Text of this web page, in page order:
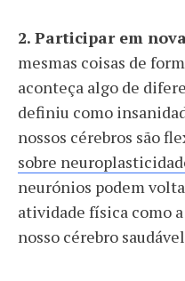
2. Participar em
mesmas coisas de
aconteça algo de
definiu como
nossos cérebros são
sobre
neurónios podem
atividade física como
nosso cérebro